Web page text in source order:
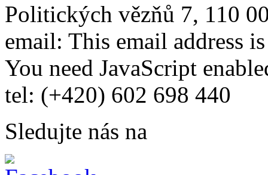
Politických vězňů 7, 110
email: This email address
You need JavaScript
tel: (+420) 602 698 440
Sledujte nás na